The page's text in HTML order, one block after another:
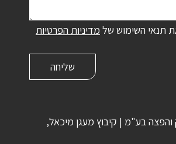
תנאי השימוש של מדיניות הפרטיות
והפצה בע"מ | קיבוץ מעגן מיכאל,